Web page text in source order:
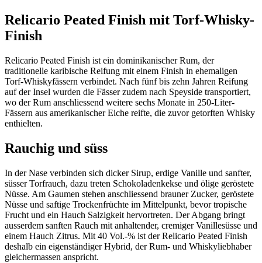
Relicario Peated Finish mit Torf-Whisky-
Finish
Relicario Peated Finish ist ein dominikanischer Rum, der
traditionelle karibische Reifung mit einem Finish in ehemaligen
Torf-Whiskyfässern verbindet. Nach fünf bis zehn Jahren Reifung
auf der Insel wurden die Fässer zudem nach Speyside transportiert,
wo der Rum anschliessend weitere sechs Monate in 250-Liter-
Fässern aus amerikanischer Eiche reifte, die zuvor getorften Whisky
enthielten.
Rauchig und süss
In der Nase verbinden sich dicker Sirup, erdige Vanille und sanfter,
süsser Torfrauch, dazu treten Schokoladenkekse und ölige geröstete
Nüsse. Am Gaumen stehen anschliessend brauner Zucker, geröstete
Nüsse und saftige Trockenfrüchte im Mittelpunkt, bevor tropische
Frucht und ein Hauch Salzigkeit hervortreten. Der Abgang bringt
ausserdem sanften Rauch mit anhaltender, cremiger Vanillesüsse und
einem Hauch Zitrus. Mit 40 Vol.-% ist der Relicario Peated Finish
deshalb ein eigenständiger Hybrid, der Rum- und Whiskyliebhaber
gleichermassen anspricht.